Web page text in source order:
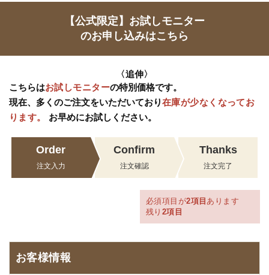
【公式限定】お試しモニター
のお申し込みはこちら
〈追伸〉
こちらはお試しモニターの特別価格です。
現在、多くのご注文をいただいており在庫が少なくなってお
ります。
お早めにお試しください。
Order
注文入力
Confirm
注文確認
Thanks
注文完了
必須項目が2項目 あります
残り 2項目
お客様情報